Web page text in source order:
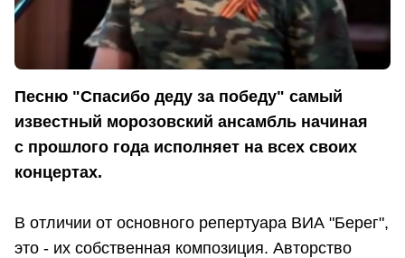
Песню "Спасибо деду за победу" самый
известный морозовский ансамбль начиная
с прошлого года исполняет на всех своих
концертах.
В отличии от основного репертуара ВИА "Берег",
это - их собственная композиция. Авторство